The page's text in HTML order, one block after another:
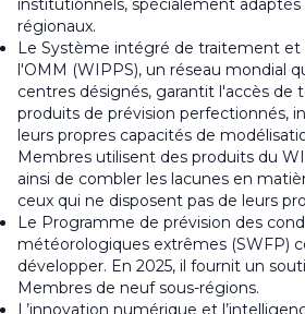
institutionnels, spécialement adaptés
régionaux.
Le Système intégré de traitement et
l'OMM (WIPPS), un réseau mondial
centres désignés, garantit l'accès de
produits de prévision perfectionnés,
leurs propres capacités de
Membres utilisent des produits du
ainsi de combler les lacunes en
ceux qui ne disposent pas de leurs
Le Programme de prévision des
météorologiques extrêmes (SWFP)
développer. En 2025, il fournit un
Membres de neuf sous-régions.
L’innovation numérique et